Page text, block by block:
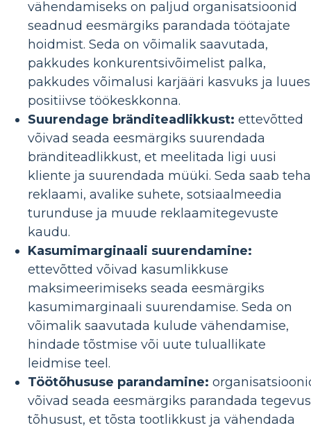
vähendamiseks on paljud organisatsioonid
seadnud eesmärgiks parandada töötajate
hoidmist. Seda on võimalik saavutada,
pakkudes konkurentsivõimelist palka,
pakkudes võimalusi karjääri kasvuks ja luues
positiivse töökeskkonna.
Suurendage bränditeadlikkust: ettevõtted
võivad seada eesmärgiks suurendada
bränditeadlikkust, et meelitada ligi uusi
kliente ja suurendada müüki. Seda saab teha
reklaami, avalike suhete, sotsiaalmeedia
turunduse ja muude reklaamitegevuste
kaudu.
Kasumimarginaali suurendamine:
ettevõtted võivad kasumlikkuse
maksimeerimiseks seada eesmärgiks
kasumimarginaali suurendamise. Seda on
võimalik saavutada kulude vähendamise,
hindade tõstmise või uute tuluallikate
leidmise teel.
Töötõhususe parandamine:
võivad seada eesmärgiks parandada
tõhusust, et tõsta tootlikkust ja vähendada